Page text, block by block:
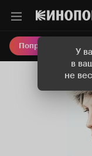
У
в
не
Попробовать Плюс
Доктор Живаго